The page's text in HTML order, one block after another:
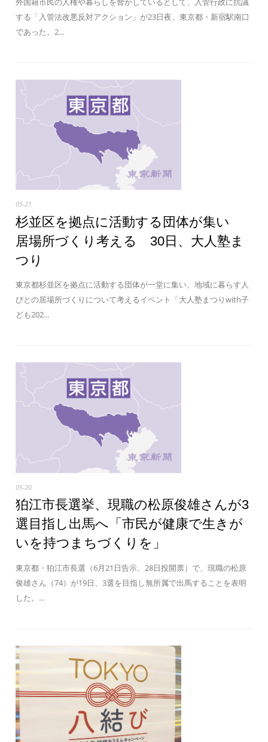
する「入管法改悪反対アクション」が23日夜、東京都・新宿駅南口
であった。2...
05-21
杉並区を拠点に活動する団体が集い
居場所づくり考える 30日、大人塾ま
つり
東京都杉並区を拠点に活動する団体が一堂に集い、地域に暮らす人
びとの居場所づくりについて考えるイベント「大人塾まつりwith子
ども202...
05-20
狛江市長選挙、現職の松原俊雄さんが3
選目指し出馬へ「市民が健康で生きが
いを持つまちづくりを」
東京都・狛江市長選（6月21日告示、28日投開票）で、現職の松原
俊雄さん（74）が19日、3選を目指し無所属で出馬することを表明
した。...